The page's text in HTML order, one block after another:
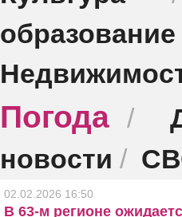
образование
Погода /
новости /
02.02.2026 16:50
В 63-м регионе